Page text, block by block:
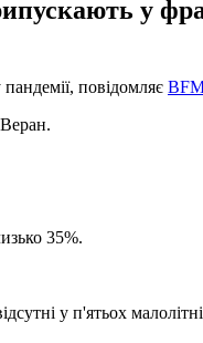
у
повідомляє
35%.
у п'ятьох